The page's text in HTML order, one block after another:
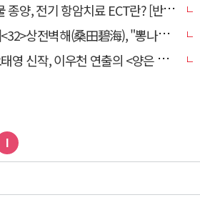
기 항암치료 ECT란? [반려동물 건강톡톡]
(桑田碧海), "뽕나무밭이 푸른 바다가 되었다."
순하다>"국민을 온순한 양으로 길들이는 전체주의적 정치의 알레고리"